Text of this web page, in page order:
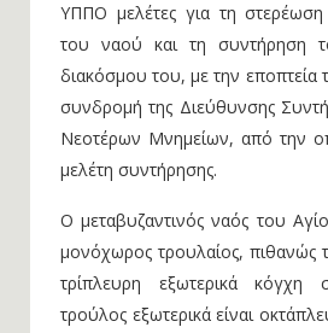
ΥΠΠΟ μελέτες για τη στερέωση
του ναού και τη συντήρηση
διακόσμου του, με την εποπτεία
συνδρομή της Διεύθυνσης
Νεοτέρων Μνημείων, από την
μελέτη συντήρησης.
Ο μεταβυζαντινός ναός του
μονόχωρος τρουλαίος, πιθανώς
τρίπλευρη εξωτερικά κόγχη
τρούλος εξωτερικά είναι